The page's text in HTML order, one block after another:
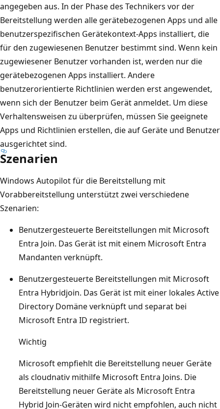
angegeben aus. In der Phase des Technikers vor der
Bereitstellung werden alle gerätebezogenen Apps und alle
benutzerspezifischen Gerätekontext-Apps installiert, die
für den zugewiesenen Benutzer bestimmt sind. Wenn kein
zugewiesener Benutzer vorhanden ist, werden nur die
gerätebezogenen Apps installiert. Andere
benutzerorientierte Richtlinien werden erst angewendet,
wenn sich der Benutzer beim Gerät anmeldet. Um diese
Verhaltensweisen zu überprüfen, müssen Sie geeignete
Apps und Richtlinien erstellen, die auf Geräte und Benutzer
ausgerichtet sind.
Szenarien
Windows Autopilot für die Bereitstellung mit
Vorabbereitstellung unterstützt zwei verschiedene
Szenarien:
Benutzergesteuerte Bereitstellungen mit Microsoft
Entra Join. Das Gerät ist mit einem Microsoft Entra
Mandanten verknüpft.
Benutzergesteuerte Bereitstellungen mit Microsoft
Entra Hybridjoin. Das Gerät ist mit einer lokales Active
Directory Domäne verknüpft und separat bei
Microsoft Entra ID registriert.
Wichtig
Microsoft empfiehlt die Bereitstellung neuer Geräte
als cloudnativ mithilfe Microsoft Entra Joins. Die
Bereitstellung neuer Geräte als Microsoft Entra
Hybrid Join-Geräten wird nicht empfohlen, auch nicht